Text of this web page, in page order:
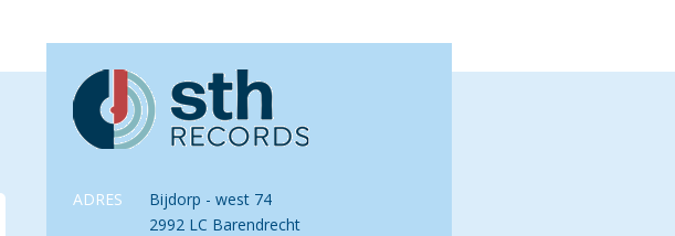
ADRES
Bijdorp - west 74
2992 LC Barendrecht